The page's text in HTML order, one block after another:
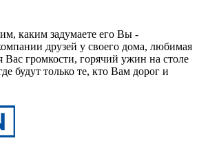
каким задумаете его Вы -
друзей у своего дома, любимая
громкости, горячий ужин на столе
будут только те, кто Вам дорог и